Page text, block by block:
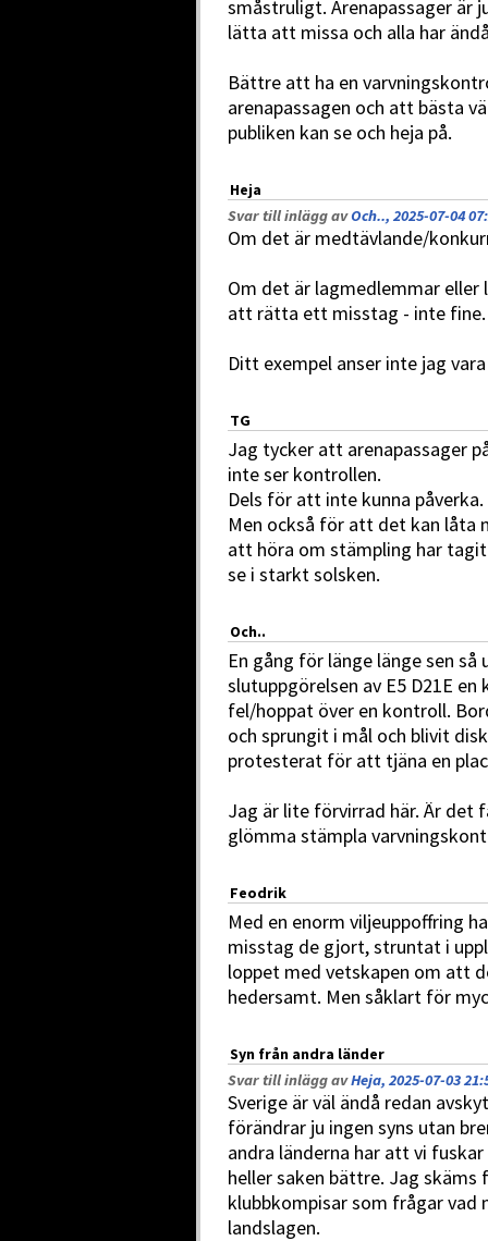
småstruligt. Arenapassager är
lätta att missa och alla har
Bättre att ha en
arenapassagen och att bästa
publiken kan se och heja på.
Heja
Svar till inlägg avOch.., 2025-07-04
Om det är medtävlande/
Om det är lagmedlemmar
att rätta ett misstag - inte fine.
Ditt exempel anser inte jag
TG
Jag tycker att arenapassager
inte ser kontrollen.
Dels för att inte kunna påverka.
Men också för att det kan låta
att höra om stämpling har
se i starkt solsken.
Och..
En gång för länge länge sen
slutuppgörelsen av E5 D21E
fel/hoppat över en kontroll.
och sprungit i mål och blivit
protesterat för att tjäna en
Jag är lite förvirrad här. Är det
glömma stämpla
Feodrik
Med en enorm viljeuppoffring
misstag de gjort, struntat i
loppet med vetskapen om att
hedersamt. Men såklart för
Syn från andra länder
Svar till inlägg avHeja, 2025-07-03
Sverige är väl ändå redan
förändrar ju ingen syns utan
andra länderna har att vi
heller saken bättre. Jag
klubbkompisar som frågar vad
landslagen.